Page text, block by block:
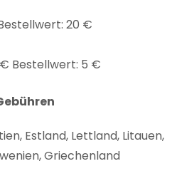
20 €
Bestellwert: 5 €
Estland, Lettland, Litauen,
Griechenland